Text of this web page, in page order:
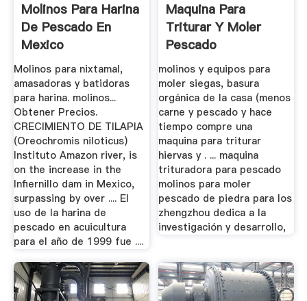
Molinos Para Harina
De Pescado En
Mexico
Molinos para nixtamal,
amasadoras y batidoras
para harina. molinos...
Obtener Precios.
CRECIMIENTO DE TILAPIA
(Oreochromis niloticus)
Instituto Amazon river, is
on the increase in the
Infiernillo dam in Mexico,
surpassing by over .... El
uso de la harina de
pescado en acuicultura
para el año de 1999 fue ....
Maquina Para
Triturar Y Moler
Pescado
molinos y equipos para
moler siegas, basura
orgánica de la casa (menos
carne y pescado y hace
tiempo compre una
maquina para triturar
hiervas y . ... maquina
trituradora para pescado
molinos para moler
pescado de piedra para los
zhengzhou dedica a la
investigación y desarrollo,